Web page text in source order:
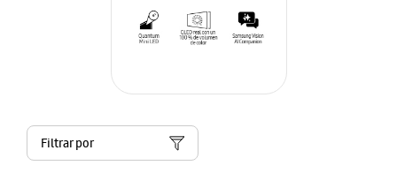
Filtrar por